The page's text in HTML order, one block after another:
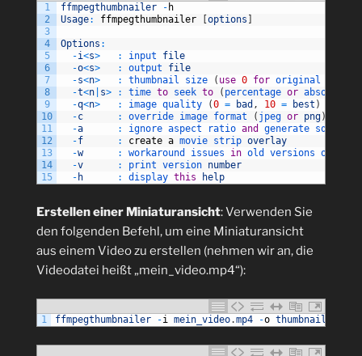
1
2
3
4
5
6
7
8
9
10
11
12
13
14
15
ffmpegthumbnailer - h
Usage: ffmpegthumbnailer [options ]
Options :
-i<s> : input file
-o<s> : output file
-s<n> : thumbnail size ( use 0 for original
-t<n s> : time to seek to ( percentage or absolute
-q<n> : image quality (0 = bad , 10 = best )
-c : override image format ( jpeg or png)
-a : ignore aspect ratio and generate square
-f : create a movie strip overlay
-w : workaround issues in old versions of
-v : print version number
- h : display this help
Erstellen einer Miniaturansicht: Verwenden Sie
den folgenden Befehl, um eine Miniaturansicht
aus einem Video zu erstellen (nehmen wir an, die
Videodatei heißt „mein_video.mp4“):
1 ffmpegthumbnailer -i mein_video.mp4 -o thumbnail